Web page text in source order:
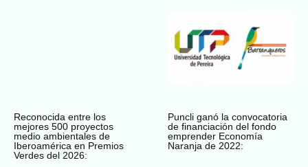
Reconocida entre los
mejores 500 proyectos
medio ambientales de
Iberoamérica en Premios
Verdes del 2026:
Puncli ganó la convocatoria
de financiación del fondo
emprender Economía
Naranja de 2022: